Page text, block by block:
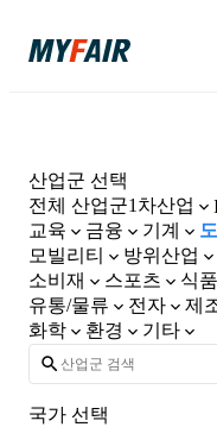
산업군 선택
전체 산업군1차산업
교육
금융 기계
모빌리티
방위산업
소비재
스포츠 식품
유통/물류
전자 제
화학
환경 기타
국가 선택